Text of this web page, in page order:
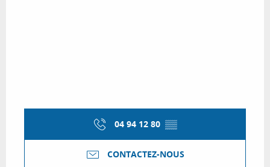
04 94 12 80 ▒▒
CONTACTEZ-NOUS